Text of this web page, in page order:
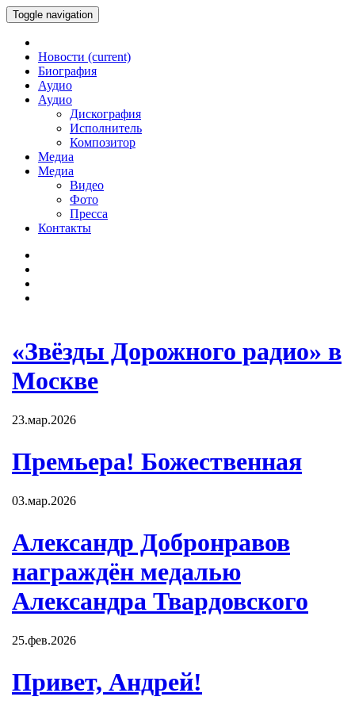
Toggle navigation
Новости (current)
Биография
Аудио
Аудио
Дискография
Исполнитель
Композитор
Медиа
Медиа
Видео
Фото
Пресса
Контакты
«Звёзды Дорожного радио» в
Москве
23.мар.2026
Премьера! Божественная
03.мар.2026
Александр Добронравов
награждён медалью
Александра Твардовского
25.фев.2026
Привет, Андрей!